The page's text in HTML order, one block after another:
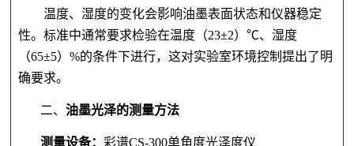
温度、湿度的变化会影响油墨表面状态和仪器稳定
性。标准中通常要求检验在温度（23±2）℃、湿度
（65±5）%的条件下进行，这对实验室环境控制提出了明
确要求。
二、油墨光泽的测量方法
测量设备： 彩谱CS-300单角度光泽度仪